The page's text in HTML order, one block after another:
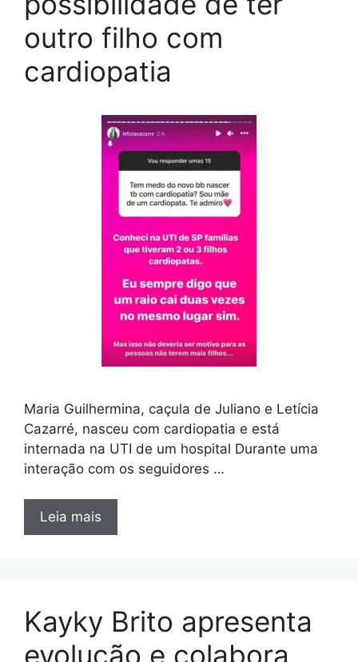
outro filho com
cardiopatia
Maria Guilhermina, caçula de Juliano e Letícia
Cazarré, nasceu com cardiopatia e está
internada na UTI de um hospital Durante uma
interação com os seguidores …
Leia mais
Kayky Brito apresenta
evolução e colabora